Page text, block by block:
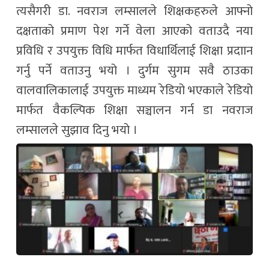
त्यसैगरी डा. नवराज लम्सालले शिक्षकहरुले आफ्नो
दक्षताको प्रमाण पेश गर्ने वेला आएको वताउदै नया
प्रविधि र उपयुक्त विधि मार्फत विधार्थिलाई शिक्षा प्रदाान
गर्नु पर्ने वताउनु भयो । दुर्गम सुगम सवै ठाउका
वालवालिकालाई उपयुक्त माध्यम रेडियो भएकाले रेडियो
मार्फत वैकल्पिक शिक्षा सञ्चालन गर्न डा नवराज
लम्सालले सुझाव दिनु भयो ।